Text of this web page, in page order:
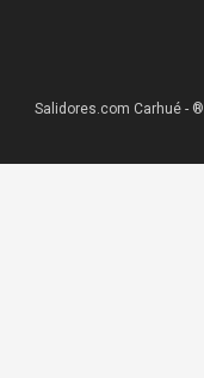
Salidores.com Carhué -